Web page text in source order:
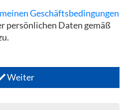
Geschäftsbedingungen
persönlichen Daten gemäß
Weiter